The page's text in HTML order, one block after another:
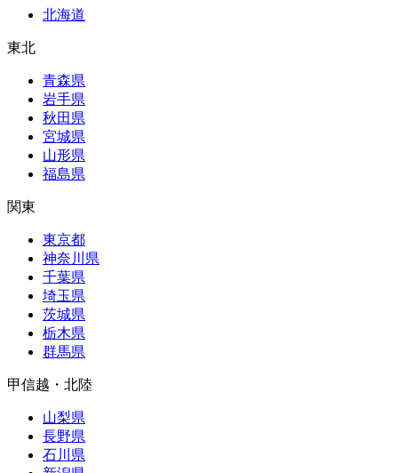
北海道
東北
青森県
岩手県
秋田県
宮城県
山形県
福島県
関東
東京都
神奈川県
千葉県
埼玉県
茨城県
栃木県
群馬県
甲信越・北陸
山梨県
長野県
石川県